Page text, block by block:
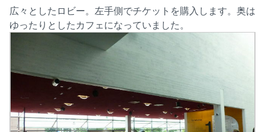
広々としたロビー。左手側でチケットを購入します。奥は
ゆったりとしたカフェになっていました。